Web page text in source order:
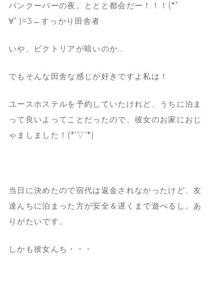
バンクーバーの夜。ととと都会だー！！！(*ﾟ
∀ﾟ)=3←すっかり田舎者
いや、ビクトリアが暗いのか…
でもそんな田舎な感じが好きですよ私は！
ユースホステルを予約していたけれど、うちに泊ま
って良いよってことだったので、彼女のお家におじ
ゃましました！(*’▽’*)
当日に決めたので宿代は返金されなかったけど、友
達んちに泊まった方が安全＆遅くまで遊べるし。あ
りがたいです。
しかも彼女んち・・・